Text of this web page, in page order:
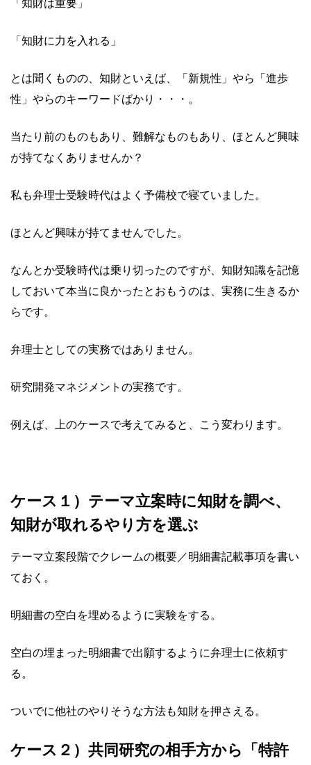
「知財は重要」
「知財に力を入れる」
とは聞くものの、知財といえば、「新規性」やら「進歩
性」やらのキーワードばかり・・・。
当たり前のものもあり、難解なものもあり、ほとんど興味
が持てなくありませんか？
私も弁理士受験時代はよく予備校で寝ていました。
ほとんど興味が持てませんでした。
なんとか受験時代は乗り切ったのですが、知財知識を記憶
しておいて本当に良かったとおもうのは、実務に生きるか
らです。
弁理士としての実務ではありません。
研究開発マネジメントの実務です。
例えば、上のケースで考えてみると、こう変わります。
ケース１）テーマ立案時に知財を調べ、
知財が取れるやり方を選ぶ
テーマ立案段階でクレームの概要／明細書記載事項を書い
ておく。
明細書の空白を埋めるように実験をする。
空白の埋まった明細書で出願するように弁理士に依頼す
る。
ついでに他社のやりそうな方法も知財を押さえる。
ケース２）共同研究の相手方から「特許